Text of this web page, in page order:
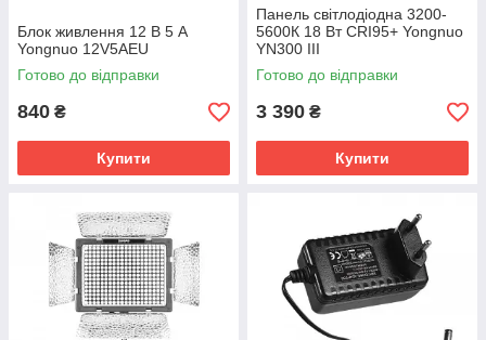
Блок живлення 12 В 5 А
Yongnuo 12V5AEU
Готово до відправки
840 ₴
Купити
Панель світлодіодна 3200-
5600К 18 Вт CRI95+ Yongnuo
YN300 III
Готово до відправки
3 390 ₴
Купити